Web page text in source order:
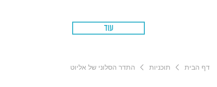
עוד
דף הבית תוכניות התדר הסלוני של אליוט